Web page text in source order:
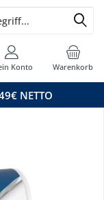
NETTO
Warenkorb
Konto